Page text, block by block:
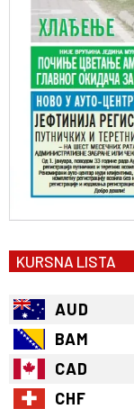
KURSNA LISTA
AUD
BAM
CAD
CHF